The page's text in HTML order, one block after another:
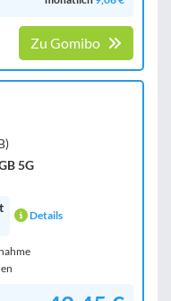
Zu Gomibo
5G
Details